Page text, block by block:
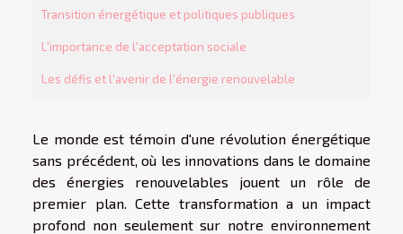
Transition énergétique et politiques publiques
L'importance de l'acceptation sociale
Les défis et l'avenir de l'énergie renouvelable
Le monde est témoin d'une révolution énergétique
sans précédent, où les innovations dans le domaine
des énergies renouvelables jouent un rôle de
premier plan. Cette transformation a un impact
profond non seulement sur notre environnement